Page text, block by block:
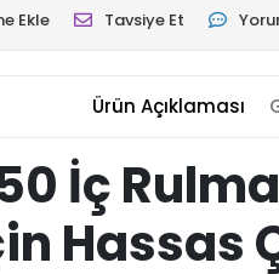
Ekle Tavsiye Et
Ürün Açıklaması
İç
Hassas